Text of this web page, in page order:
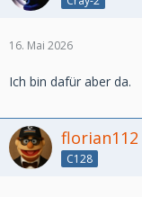
16. Mai 2026
Ich bin dafür aber da.
florian112
C128